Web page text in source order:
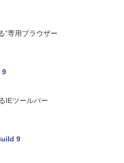
”専用ブラウザー
9
IEツールバー
9